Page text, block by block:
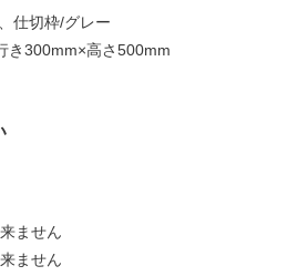
仕切枠/グレー
き300mm×高さ500mm
ません
ません